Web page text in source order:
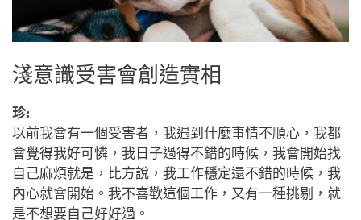
淺意識受害會創造實相
珍:
以前我會有一個受害者，我遇到什麼事情不順心，我都
會覺得我好可憐，我日子過得不錯的時候，我會開始找
自己麻煩就是，比方說，我工作穩定還不錯的時候，我
內心就會開始。我不喜歡這個工作，又有一種挑剔，就
是不想要自己好好過。